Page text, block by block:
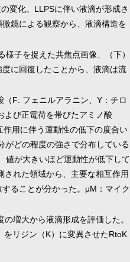
変化。LLPSに伴い液滴が形成さ
鏡による観察から、液滴構造を
子を捉えた共焦点画像、（下）
に回復したことから、液滴は流
F: フェニルアラニン、Y：チロ
よび正電荷を帯びたアミノ酸
用に伴う運動性の低下の度合い
がどの程度の強さで分布している
値が大きいほど運動性が低下して
れた領域から、主要な相互作用
ることが分かった。μM：マイク
増大から液滴形成を評価した。
リジン（K）に変異させたRtoK